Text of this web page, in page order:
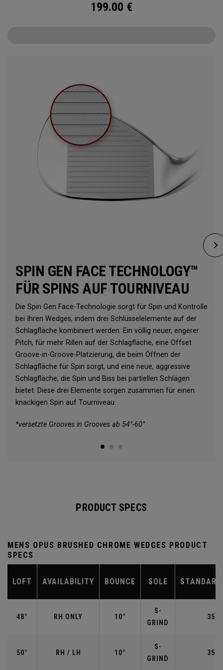
199.00 €
SPIN GEN FACE TECHNOLOGY™
FÜR SPINS AUF TOURNIVEAU
Die Spin Gen Face-Technologie sorgt für Spin und Kontrolle
bei Ihren Wedges, indem drei Schlüsselelemente auf der
Schlagfläche kombiniert werden: Ein völlig neuer, engerer
Pitch, für mehr Rillen auf der Schlagfläche, eine Offset
Groove-in-Groove-Platzierung, die beim Öffnen der
Schlagfläche für Spin sorgt, und eine neue, aggressive
Schlagfläche, die Spin und Biss bei partiellen Schlägen
bietet. Diese drei Elemente sorgen zusammen für einen
knackigen Spin auf Tourniveau.
*versetzte Grooves in Grooves ab 54°-60°
PRODUCT SPECS
MENS OPUS BRUSHED CHROME WEDGES PRODUCT
SPECS
LOFT AVAILABILITY BOUNCE SOLE
48° RH ONLY 10°
S-
GRIND
50° RH / LH 10°
S-
GRIND